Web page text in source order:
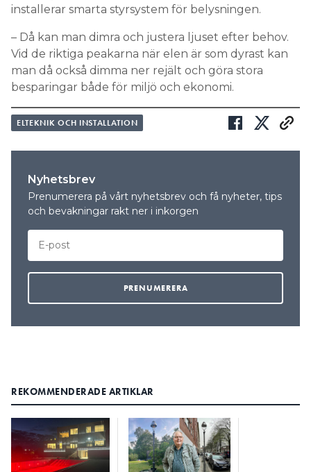
installerar smarta styrsystem för belysningen.
– Då kan man dimra och justera ljuset efter behov.
Vid de riktiga peakarna när elen är som dyrast kan
man då också dimma ner rejält och göra stora
besparingar både för miljö och ekonomi.
ELTEKNIK OCH INSTALLATION
Nyhetsbrev
Prenumerera på vårt nyhetsbrev och få nyheter, tips
och bevakningar rakt ner i inkorgen
REKOMMENDERADE ARTIKLAR